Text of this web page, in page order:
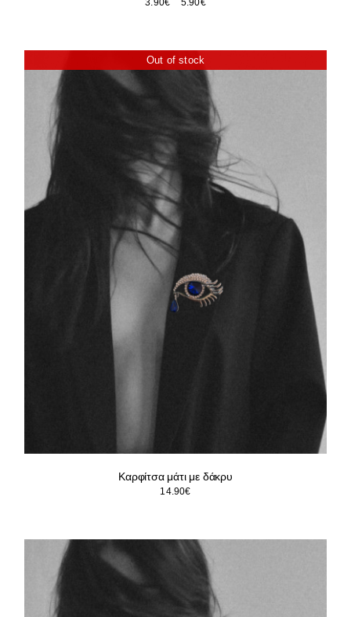
3.90€ 5.90€
through
5.90€
Out of stock
Καρφίτσα μάτι με δάκρυ
14.90€